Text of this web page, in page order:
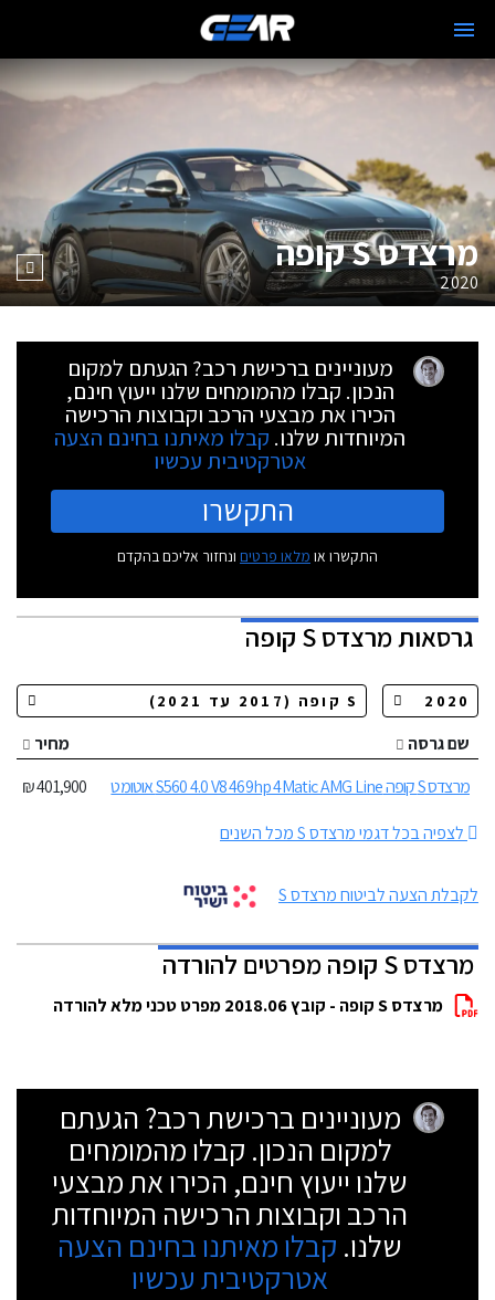
מרצדס S קופה
2020
מעוניינים ברכישת רכב? הגעתם למקום
הנכון. קבלו מהמומחים שלנו ייעוץ חינם,
הכירו את מבצעי הרכב וקבוצות הרכישה
המיוחדות שלנו. קבלו מאיתנו בחינם הצעה
אטרקטיבית עכשיו
התקשרו
התקשרו או מלאו פרטים ונחזור אליכם בהקדם
גרסאותמרצדס S קופה
שם גרסה
מחיר
מרצדס S קופה S560 4.0 V8 469hp 4Matic AMG Line אוטומט
401,900 ₪
לצפיה בכל דגמי מרצדס S מכל השנים
לקבלת הצעה לביטוח מרצדס S
מרצדס S קופה מפרטים להורדה
מרצדס S קופה - קובץ 2018.06 מפרט טכני מלא להורדה
מעוניינים ברכישת רכב? הגעתם
למקום הנכון. קבלו מהמומחים
שלנו ייעוץ חינם, הכירו את מבצעי
הרכב וקבוצות הרכישה המיוחדות
שלנו. קבלו מאיתנו בחינם הצעה
אטרקטיבית עכשיו